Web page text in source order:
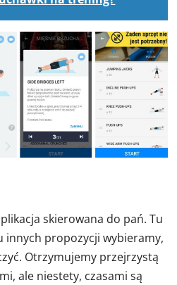
skierowana do pań. Tu
innych propozycji wybieramy,
Otrzymujemy przejrzystą
ale niestety, czasami są